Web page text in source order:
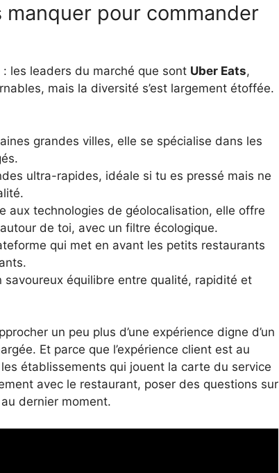
pour commander
les leaders du marché que sont Uber Eats,
mais la diversité s’est largement étoffée.
grandes villes, elle se spécialise dans les
ultra-rapides, idéale si tu es pressé mais ne
aux technologies de géolocalisation, elle offre
de toi, avec un filtre écologique.
qui met en avant les petits restaurants
savoureux équilibre entre qualité, rapidité et
un peu plus d’une expérience digne d’un
Et parce que l’expérience client est au
établissements qui jouent la carte du service
avec le restaurant, poser des questions sur
dernier moment.